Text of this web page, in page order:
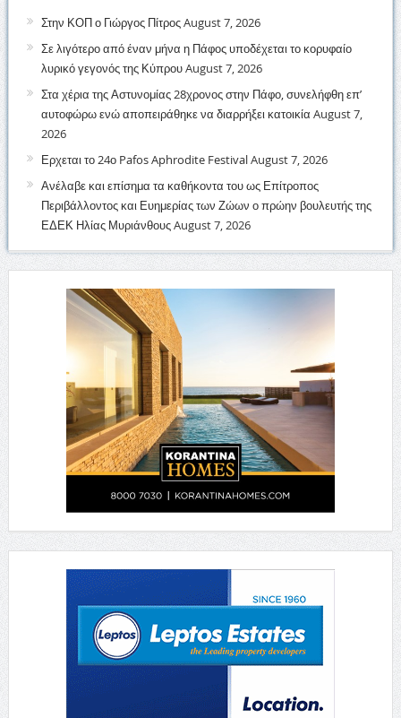
Στην ΚΟΠ ο Γιώργος ΠίτροςAugust 7, 2026
Σε λιγότερο από έναν μήνα η Πάφος υποδέχεται το κορυφαίο
λυρικό γεγονός της ΚύπρουAugust 7, 2026
Στα χέρια της Αστυνομίας 28χρονος στην Πάφο, συνελήφθη επ’
αυτοφώρω ενώ αποπειράθηκε να διαρρήξει κατοικία August 7,
2026
Ερχεται το 24ο Pafos Aphrodite FestivalAugust 7, 2026
Ανέλαβε και επίσημα τα καθήκοντα του ως Επίτροπος
Περιβάλλοντος και Ευημερίας των Ζώων ο πρώην βουλευτής της
ΕΔΕΚ Ηλίας ΜυριάνθουςAugust 7, 2026